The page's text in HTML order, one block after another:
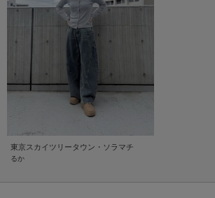
東京スカイツリータウン・ソラマチ
るか